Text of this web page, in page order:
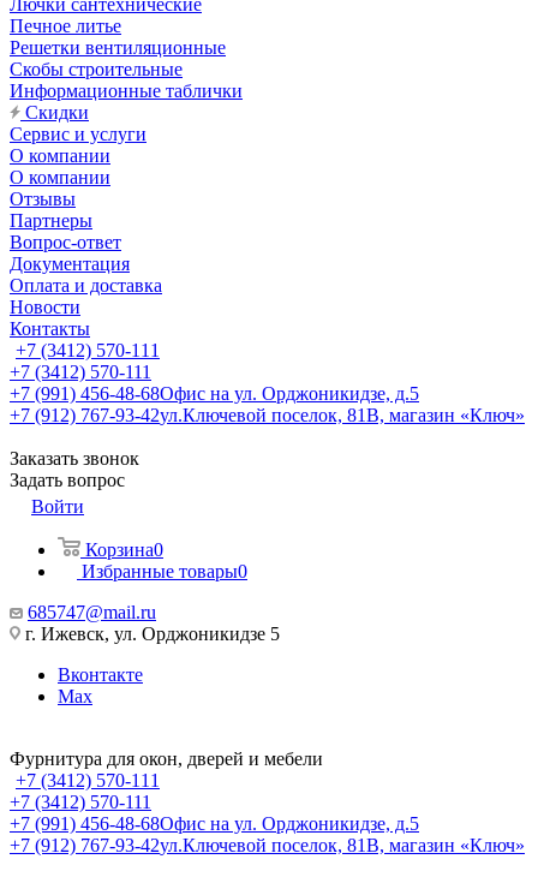
Лючки сантехнические
Печное литье
Решетки вентиляционные
Скобы строительные
Информационные таблички
Скидки
Сервис и услуги
О компании
О компании
Отзывы
Партнеры
Вопрос-ответ
Документация
Оплата и доставка
Новости
Контакты
+7 (3412) 570-111
+7 (3412) 570-111
+7 (991) 456-48-68Офис на ул. Орджоникидзе, д.5
+7 (912) 767-93-42ул.Ключевой поселок, 81В, магазин «Ключ»
Заказать звонок
Задать вопрос
Войти
Корзина0
Избранные товары0
685747@mail.ru
г. Ижевск, ул. Орджоникидзе 5
Вконтакте
Max
Фурнитура для окон, дверей и мебели
+7 (3412) 570-111
+7 (3412) 570-111
+7 (991) 456-48-68Офис на ул. Орджоникидзе, д.5
+7 (912) 767-93-42ул.Ключевой поселок, 81В, магазин «Ключ»